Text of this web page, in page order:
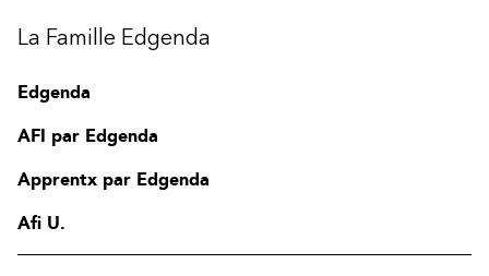
La Famille Edgenda
Edgenda
AFI par Edgenda
Apprentx par Edgenda
Afi U.